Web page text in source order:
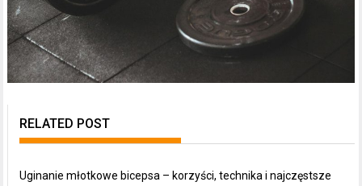
RELATED POST
Uginanie młotkowe bicepsa – korzyści, technika i najczęstsze